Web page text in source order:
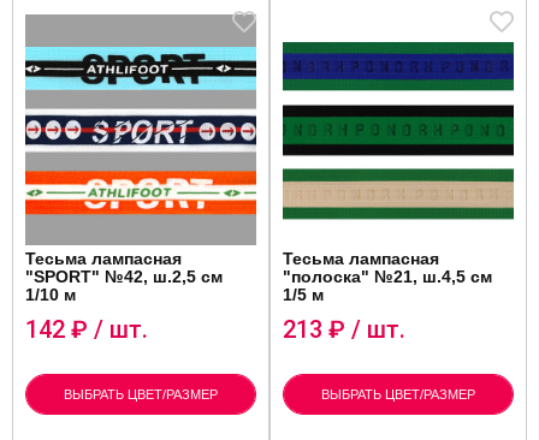
Тесьма лампасная
"SPORT" №42, ш.2,5 см
1/10 м
142 ₽ / шт.
ВЫБРАТЬ ЦВЕТ/РАЗМЕР
Тесьма лампасная
"полоска" №21, ш.4,5 см
1/5 м
213 ₽ / шт.
ВЫБРАТЬ ЦВЕТ/РАЗМЕР